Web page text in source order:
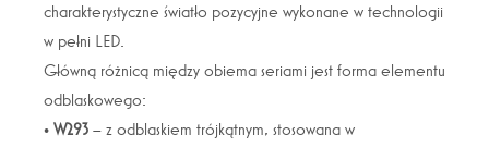
charakterystyczne światło pozycyjne wykonane w technologii
w pełni LED.
Główną różnicą między obiema seriami jest forma elementu
odblaskowego:
• W293 – z odblaskiem trójkątnym, stosowana w